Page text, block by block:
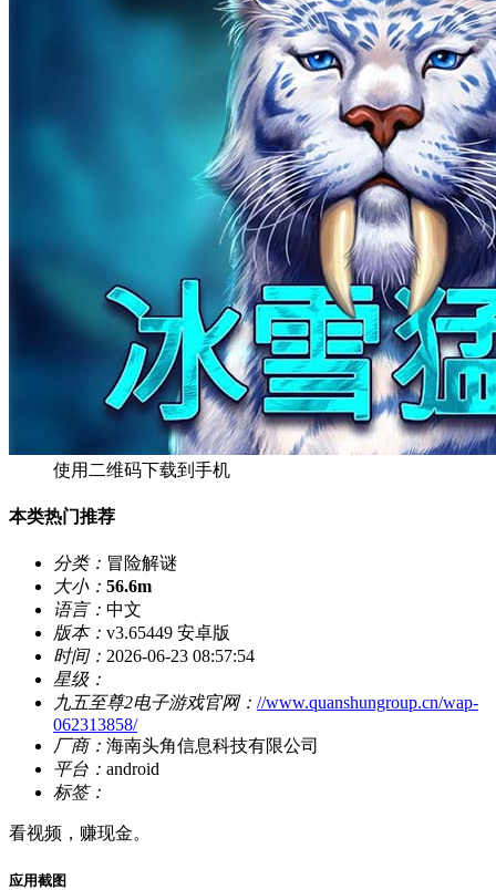
使用二维码下载到手机
本类热门推荐
分类： 冒险解谜
大小： 56.6m
语言： 中文
版本： v3.65449 安卓版
时间： 2026-06-23 08:57:54
星级：
九五至尊2电子游戏官网： //www.quanshungroup.cn/wap-
062313858/
厂商： 海南头角信息科技有限公司
平台： android
标签：
看视频，赚现金。
应用截图